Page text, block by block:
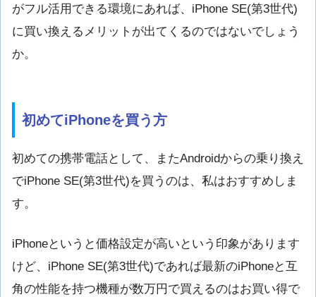
がフル活用できる環境にあれば、iPhone SE(第3世代)
に買い換えるメリットが出てくるのではないでしょう
か。
初めてiPhoneを買う方
初めての携帯電話として、またAndroidからの乗り換え
でiPhone SE(第3世代)を買うのは、私はおすすめしま
す。
iPhoneというと価格設定が高いという印象があります
けど、iPhone SE(第3世代)であれば最新のiPhoneと互
角の性能を持つ機種が数万円で買えるのはお買い得で